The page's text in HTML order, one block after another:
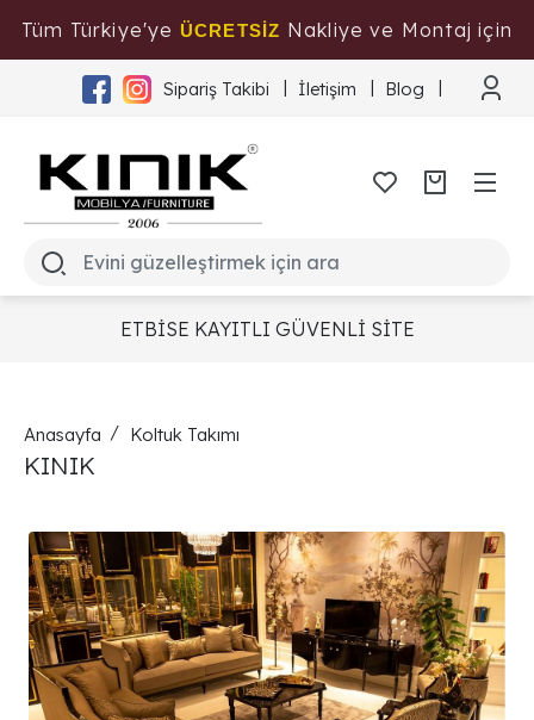
Tüm Türkiye'ye ÜCRETSİZ Nakliye ve Montaj için
Tıklayınız
Sipariş Takibi İletişim Blog
ETBİSE KAYITLI GÜVENLİ SİTE
Anasayfa Koltuk Takımı
KINIK